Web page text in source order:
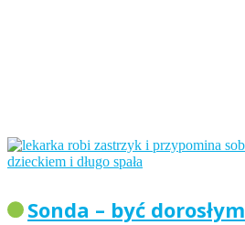
Sonda – być dorosłym